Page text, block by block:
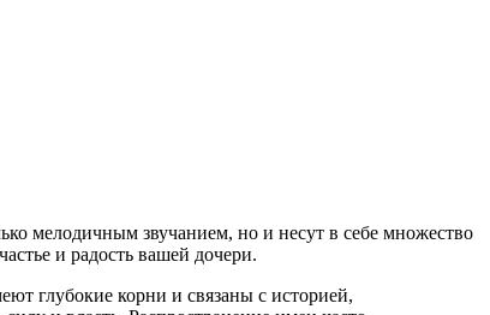
мелодичным звучанием, но и несут в себе множество
и радость вашей дочери.
глубокие корни и связаны с историей,